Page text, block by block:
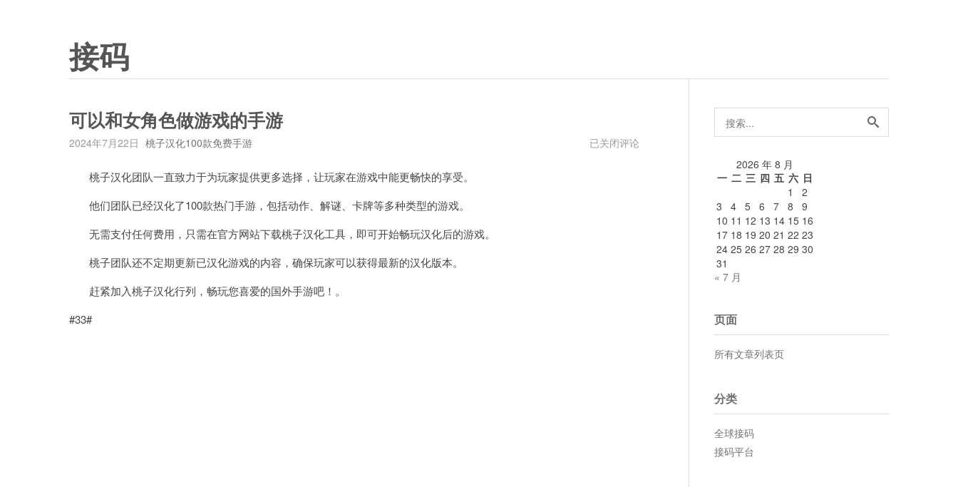
接码
可以和女角色做游戏的手游
2024年7月22日 桃子汉化100款免费手游
可
已关闭评论
桃子汉化团队一直致力于为玩家提供更多选择，让玩家在游戏中能更畅快的享受。
他们团队已经汉化了100款热门手游，包括动作、解谜、卡牌等多种类型的游戏。
无需支付任何费用，只需在官方网站下载桃子汉化工具，即可开始畅玩汉化后的游戏。
桃子团队还不定期更新已汉化游戏的内容，确保玩家可以获得最新的汉化版本。
赶紧加入桃子汉化行列，畅玩您喜爱的国外手游吧！。
#33#
搜
索...
2026 年 8 月
一 二 三 四 五 六 日
1
2
3
4 5 6 7 8
9
10 11 12 13 14 15 16
17 18 19 20 21 22 23
24 25 26 27 28 29 30
31
« 7 月
页面
所有文章列表页
分类
全球接码
接码平台